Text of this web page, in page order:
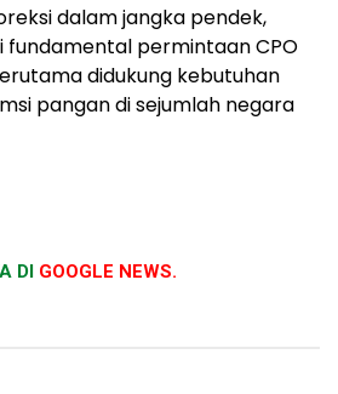
dalam jangka pendek,
fundamental permintaan CPO
didukung kebutuhan
pangan di sejumlah negara
DI GOOGLE NEWS.